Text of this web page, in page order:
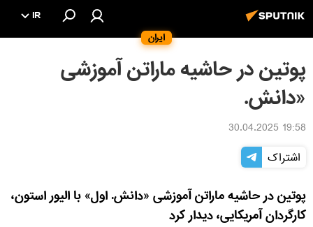
ایران
IR
پوتین در حاشیه ماراتن آموزشی
«دانش.
19:58 30.04.2025
اشتراک
پوتین در حاشیه ماراتن آموزشی «دانش. اول» با الیور استون،
کارگردان آمریکایی، دیدار کرد